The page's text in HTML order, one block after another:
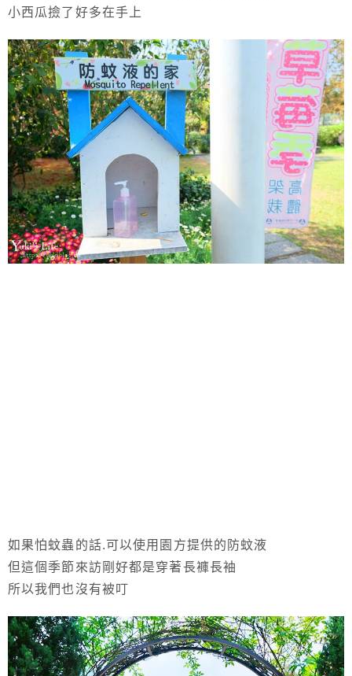
小西瓜撿了好多在手上
如果怕蚊蟲的話.可以使用園方提供的防蚊液
但這個季節來訪剛好都是穿著長褲長袖
所以我們也沒有被叮